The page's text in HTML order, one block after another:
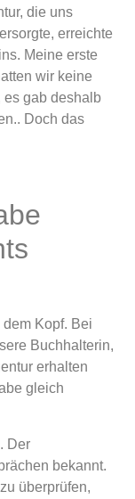
die uns
erreichte
Meine erste
wir keine
es gab deshalb
Doch das
Kopf. Bei
Buchhalterin,
erhalten
gleich
Der
bekannt.
überprüfen,